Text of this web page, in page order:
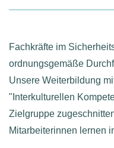
Fachkräfte im
ordnungsgemäße
Unsere Weiterbildung
"Interkulturellen
Zielgruppe
Mitarbeiterinnen lernen